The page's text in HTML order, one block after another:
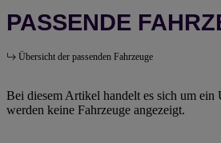
PASSENDE
Übersicht der passenden Fahrzeuge
Bei diesem Artikel handelt es sich um ein
werden keine Fahrzeuge angezeigt.